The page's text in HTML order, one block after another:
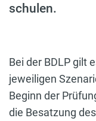
schulen.
Bei der BDLP gilt
jeweiligen
Beginn der
die Besatzung